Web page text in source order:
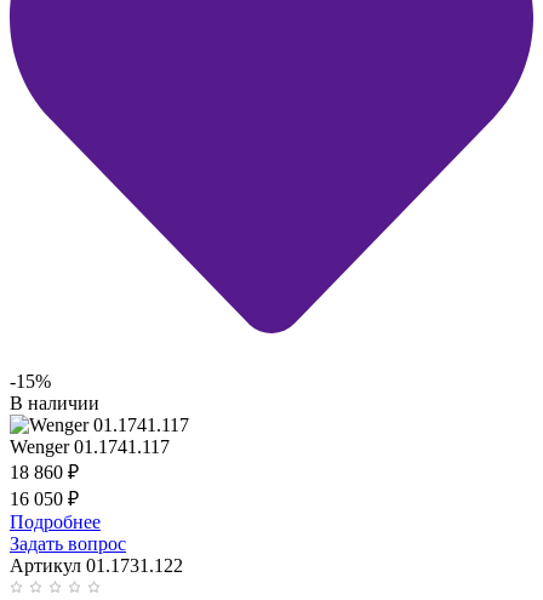
-15%
В наличии
Wenger 01.1741.117
18 860 ₽
16 050 ₽
Подробнее
Задать вопрос
Артикул 01.1731.122